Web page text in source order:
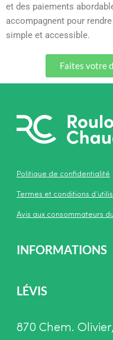
et des paiements
accompagnent pour
simple et accessible.
Faites votre
Politique de confidentialité
Termes et conditions
Avis aux consommateurs
INFORMATIONS
LÉVIS
870 Chem. Olivier,